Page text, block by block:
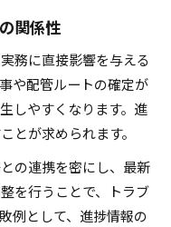
関係性
務に直接影響を与える
や配管ルートの確定が
しやすくなります。進
とが求められます。
の連携を密にし、最新
を行うことで、トラブ
例として、進捗情報の